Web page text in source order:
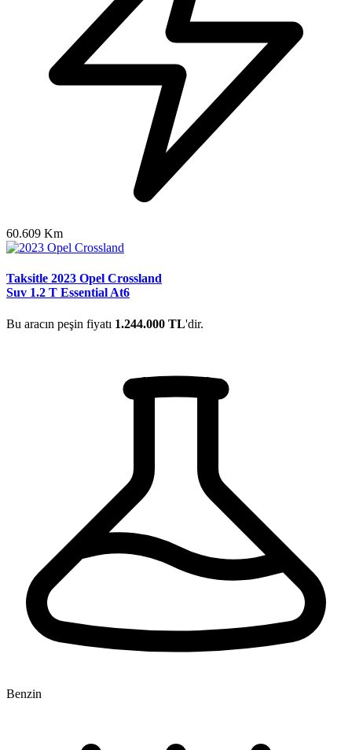
60.609 Km
Taksitle 2023 Opel Crossland
Suv 1.2 T Essential At6
Bu aracın peşin fiyatı 1.244.000 TL'dir.
Benzin